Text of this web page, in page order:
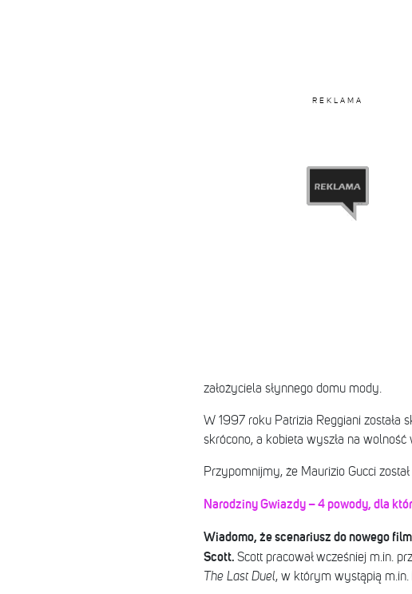
REKLAMA
założyciela słynnego domu mody.
W 1997 roku Patrizia Reggiani została
skrócono, a kobieta wyszła na
Przypomnijmy, że Maurizio Gucci
Narodziny Gwiazdy – 4 powody, dla
Wiadomo, że scenariusz do nowego
Scott. Scott pracował wcześniej m.in.
The Last Duel, w którym wystąpią m.in.